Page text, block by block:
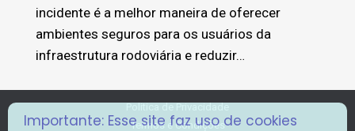
incidente é a melhor maneira de oferecer
ambientes seguros para os usuários da
infraestrutura rodoviária e reduzir…
Politica de Privacidade
Termos e Condições
Importante: Esse site faz uso de cookies